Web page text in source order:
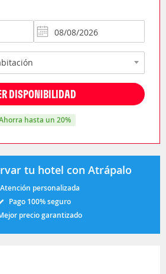
DISPONIBILIDAD
ahorra hasta un 20%
tu hotel con Atrápalo
Atención personalizada
Pago 100% seguro
precio garantizado